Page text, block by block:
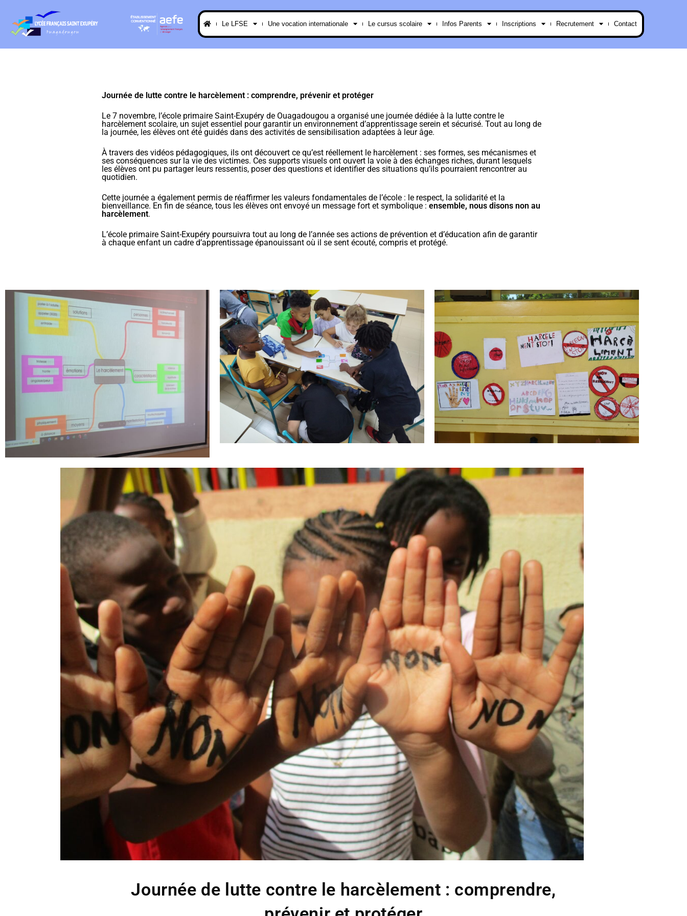
Le LFSE Une vocation internationale Le cursus scolaire Infos Parents Inscriptions Recrutement Contact
Journée de lutte contre le harcèlement : comprendre, prévenir et protéger
Le 7 novembre, l’école primaire Saint-Exupéry de Ouagadougou a organisé une journée dédiée à la lutte contre le
harcèlement scolaire, un sujet essentiel pour garantir un environnement d’apprentissage serein et sécurisé. Tout au long de
la journée, les élèves ont été guidés dans des activités de sensibilisation adaptées à leur âge.
À travers des vidéos pédagogiques, ils ont découvert ce qu’est réellement le harcèlement : ses formes, ses mécanismes et
ses conséquences sur la vie des victimes. Ces supports visuels ont ouvert la voie à des échanges riches, durant lesquels
les élèves ont pu partager leurs ressentis, poser des questions et identifier des situations qu’ils pourraient rencontrer au
quotidien.
Cette journée a également permis de réaffirmer les valeurs fondamentales de l’école : le respect, la solidarité et la
bienveillance. En fin de séance, tous les élèves ont envoyé un message fort et symbolique : ensemble, nous disons non au
harcèlement.
L’école primaire Saint-Exupéry poursuivra tout au long de l’année ses actions de prévention et d’éducation afin de garantir
à chaque enfant un cadre d’apprentissage épanouissant où il se sent écouté, compris et protégé.
Journée de lutte contre le harcèlement : comprendre,